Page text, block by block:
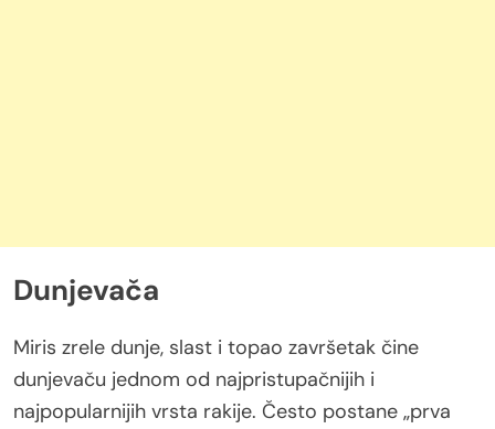
Dunjevača
Miris zrele dunje, slast i topao završetak čine
dunjevaču jednom od najpristupačnijih i
najpopularnijih vrsta rakije. Često postane „prva